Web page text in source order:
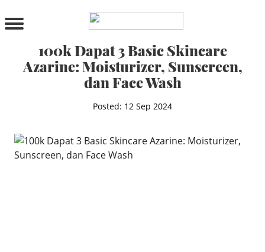
PRODUCTS
Cleanser
Toner
Serum & Treatment
Moisturizer
Sunscreen
100k Dapat 3 Basic Skincare
Azarine: Moisturizer, Sunscreen,
dan Face Wash
Posted: 12 Sep 2024